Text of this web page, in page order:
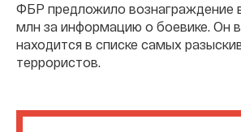
ФБР предложило вознаграждение
млн за информацию о боевике. Он
находится в списке самых
террористов.